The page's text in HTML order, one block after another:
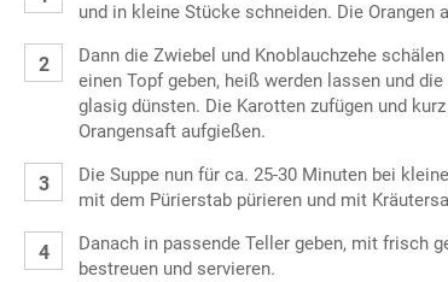
und in kleine Stücke schneiden. Die
Dann die Zwiebel und Knoblauchzehe
einen Topf geben, heiß werden lassen und
glasig dünsten. Die Karotten zufügen und
Orangensaft aufgießen.
Die Suppe nun für ca. 25-30 Minuten bei
mit dem Pürierstab pürieren und mit
Danach in passende Teller geben, mit frisch
bestreuen und servieren.